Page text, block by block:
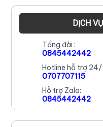
DỊCH
Tổng đài :
0845442442
Hotline hỗ trợ
0707707115
Hỗ trợ Zalo:
0845442442